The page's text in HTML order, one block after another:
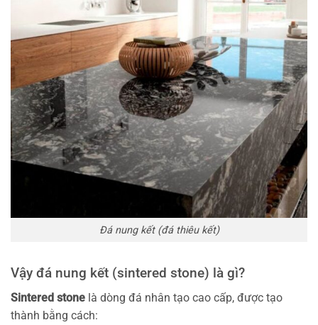
Đá nung kết (đá thiêu kết)
Vậy đá nung kết (sintered stone) là gì?
Sintered stone là dòng đá nhân tạo cao cấp, được tạo
thành bằng cách: